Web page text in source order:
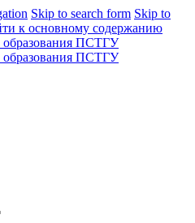
Skip to search form Skip to
к основному содержанию